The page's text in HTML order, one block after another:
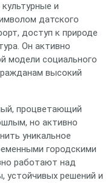
и
датского
доступ к природе
Он активно
модели социального
высокий
процветающий
но активно
уникальное
городскими
работают над
устойчивых решений и